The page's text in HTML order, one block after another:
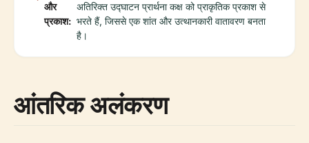
और
प्रकाश:
अतिरिक्त उद्घाटन प्रार्थना कक्ष को प्राकृतिक प्रकाश से
भरते हैं, जिससे एक शांत और उत्थानकारी वातावरण बनता
है।
आंतरिक अलंकरण